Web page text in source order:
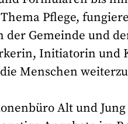
Pflege,
Gemeinde und
Initiatorin und
Menschen
Alt und